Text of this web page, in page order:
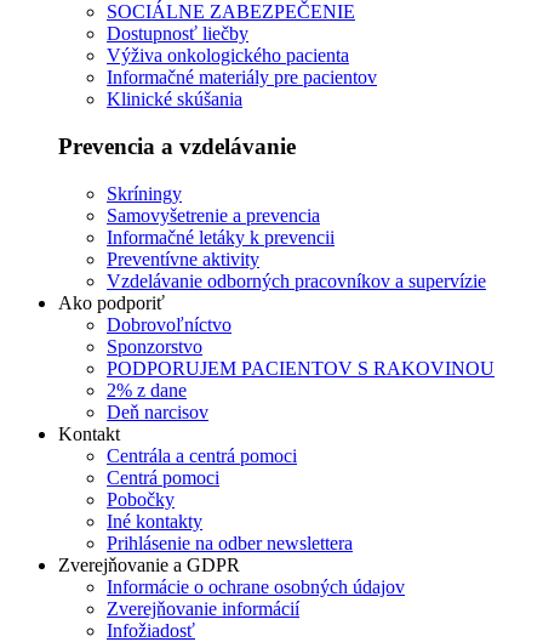
SOCIÁLNE ZABEZPEČENIE
Dostupnosť liečby
Výživa onkologického pacienta
Informačné materiály pre pacientov
Klinické skúšania
Prevencia a vzdelávanie
Skríningy
Samovyšetrenie a prevencia
Informačné letáky k prevencii
Preventívne aktivity
Vzdelávanie odborných pracovníkov a supervízie
Ako podporiť
Dobrovoľníctvo
Sponzorstvo
PODPORUJEM PACIENTOV S RAKOVINOU
2% z dane
Deň narcisov
Kontakt
Centrála a centrá pomoci
Centrá pomoci
Pobočky
Iné kontakty
Prihlásenie na odber newslettera
Zverejňovanie a GDPR
Informácie o ochrane osobných údajov
Zverejňovanie informácií
Infožiadosť